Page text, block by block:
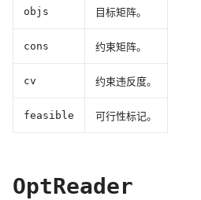
objs 目标矩阵。
cons 约束矩阵。
cv 约束违反度。
feasible 可行性标记。
OptReader